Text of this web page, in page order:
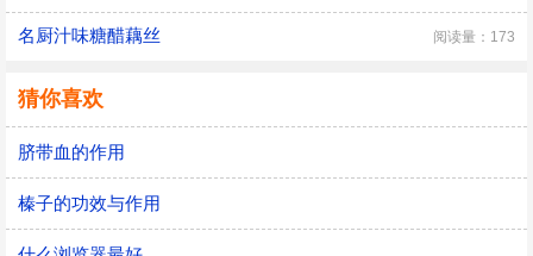
名厨汁味糖醋藕丝 阅读量：173
猜你喜欢
脐带血的作用
榛子的功效与作用